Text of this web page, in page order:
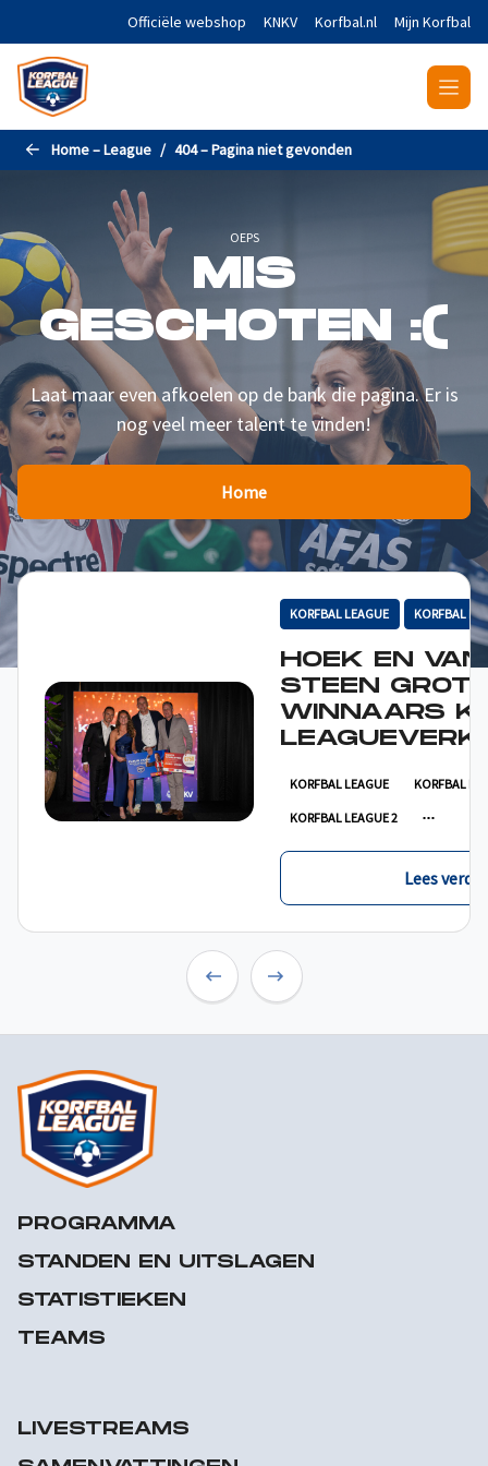
Naar de hoofdinhoud gaanOfficiële webshop KNKV Korfbal.nl Mijn Korfbal
Home – League 404 – Pagina niet gevonden
OEPS
MIS
GESCHOTEN :(
Laat maar even afkoelen op de bank die pagina. Er is
nog veel meer talent te vinden!
Home
KORFBAL LEAGUE KORFBAL
HOEK EN VAN
STEEN
WINNAARS
KORFBAL LEAGUE KORFBAL
KORFBAL LEAGUE 2
Lees verder
PROGRAMMA
STANDEN EN UITSLAGEN
STATISTIEKEN
TEAMS
LIVESTREAMS